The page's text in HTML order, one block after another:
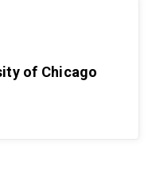
of Chicago